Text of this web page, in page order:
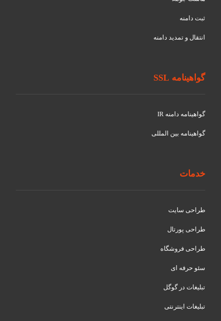
ثبت دامنه
انتقال و تمدید دامنه
گواهینامه SSL
گواهينامه دامنه IR
گواهينامه بین المللی
خدمات
طراحی سایت
طراحی پورتال
طراحی فروشگاه
سئو حرفه ای
تبلیغات در گوگل
تبلیغات اینترنتی